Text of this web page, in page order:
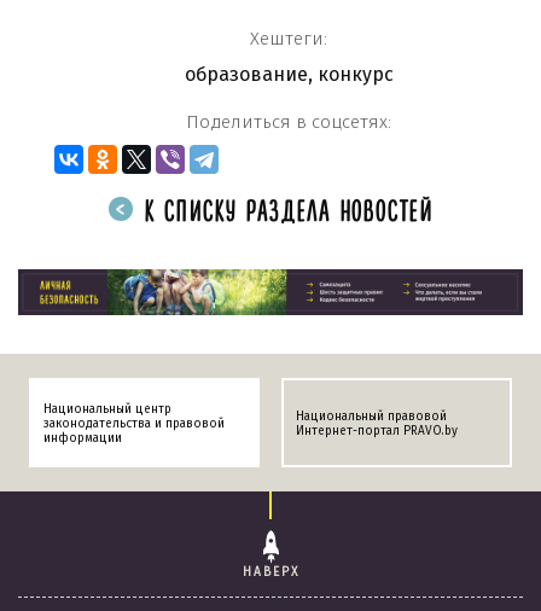
Хештеги:
образование, конкурс
Поделиться в соцсетях:
К СПИСКУ РАЗДЕЛА НОВОСТЕЙ
Национальный центр
законодательства и правовой
информации
Национальный правовой
Интернет-портал PRAVO.by
НАВЕРХ